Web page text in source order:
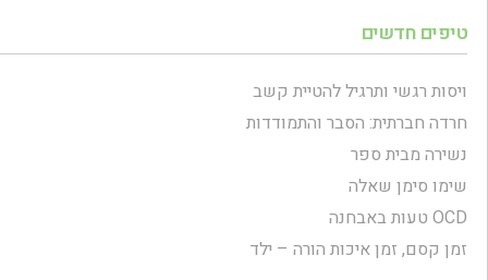
טיפים חדשים
ויסות רגשי ותרגיל להטיית קשב
חרדה חברתית: הסבר והתמודדות
נשירה מבית ספר
שימו סימן שאלה
OCD טעות באבחנה
זמן קסם, זמן איכות הורה – ילד